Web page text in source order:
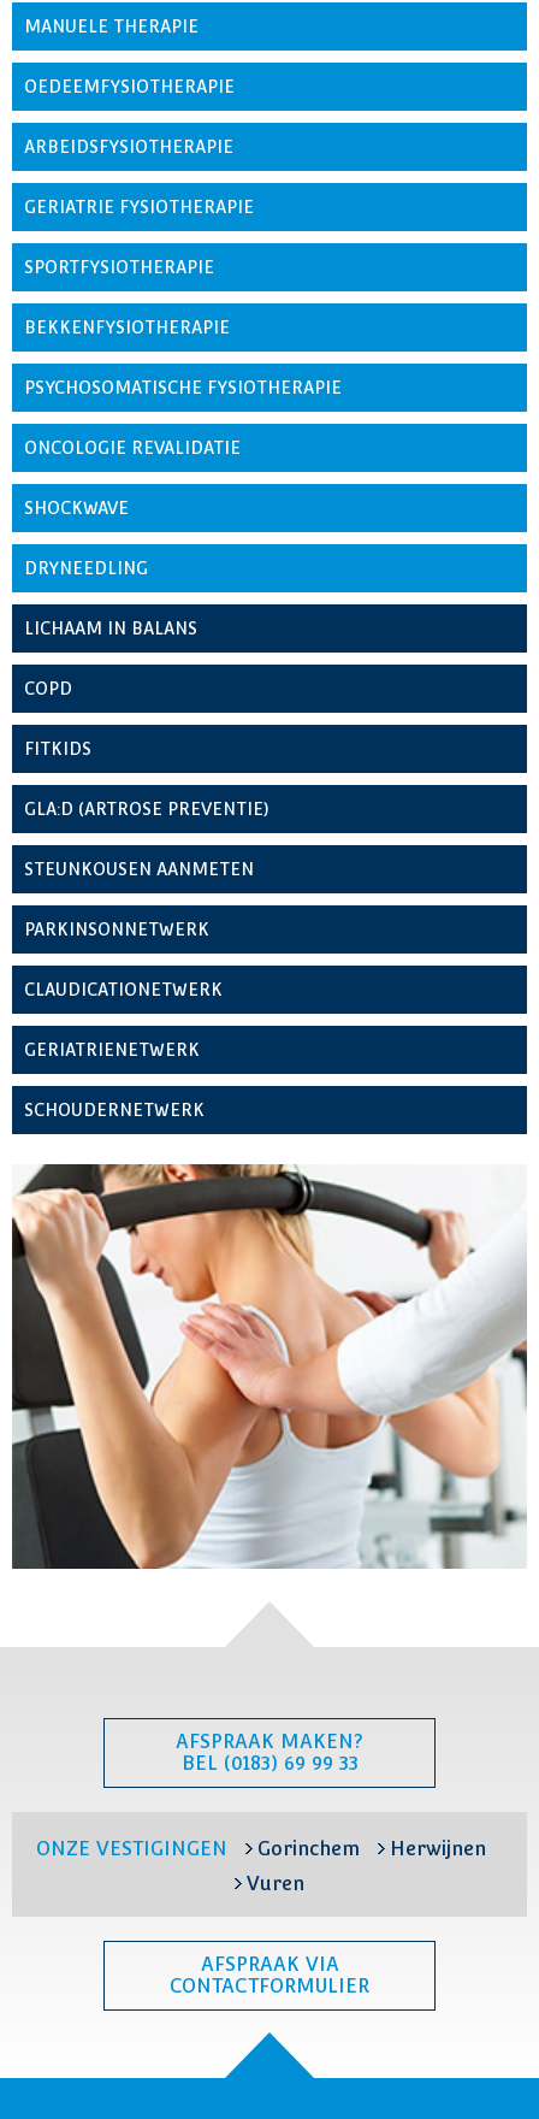
MANUELE THERAPIE
OEDEEMFYSIOTHERAPIE
ARBEIDSFYSIOTHERAPIE
GERIATRIE FYSIOTHERAPIE
SPORTFYSIOTHERAPIE
BEKKENFYSIOTHERAPIE
PSYCHOSOMATISCHE FYSIOTHERAPIE
ONCOLOGIE REVALIDATIE
SHOCKWAVE
DRYNEEDLING
LICHAAM IN BALANS
COPD
FITKIDS
GLA:D (ARTROSE PREVENTIE)
STEUNKOUSEN AANMETEN
PARKINSONNETWERK
CLAUDICATIONETWERK
GERIATRIENETWERK
SCHOUDERNETWERK
AFSPRAAK MAKEN?
BEL (0183) 69 99 33
ONZE VESTIGINGEN Gorinchem
Herwijnen
Vuren
AFSPRAAK VIA
CONTACTFORMULIER